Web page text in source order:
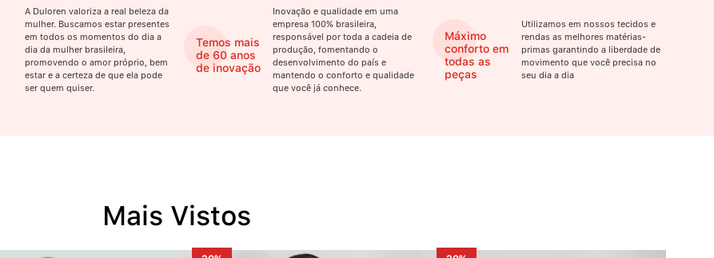
A Duloren valoriza a real beleza da
mulher. Buscamos estar presentes
em todos os momentos do dia a
dia da mulher brasileira,
promovendo o amor próprio, bem
estar e a certeza de que ela pode
ser quem quiser.
Temos mais
de 60 anos
de inovação
Inovação e qualidade em uma
empresa 100% brasileira,
responsável por toda a cadeia de
produção, fomentando o
desenvolvimento do país e
mantendo o conforto e qualidade
que você já conhece.
Máximo
conforto em
todas as
peças
Utilizamos em nossos tecidos e
rendas as melhores matérias-
primas garantindo a liberdade de
movimento que você precisa no
seu dia a dia
Mais Vistos